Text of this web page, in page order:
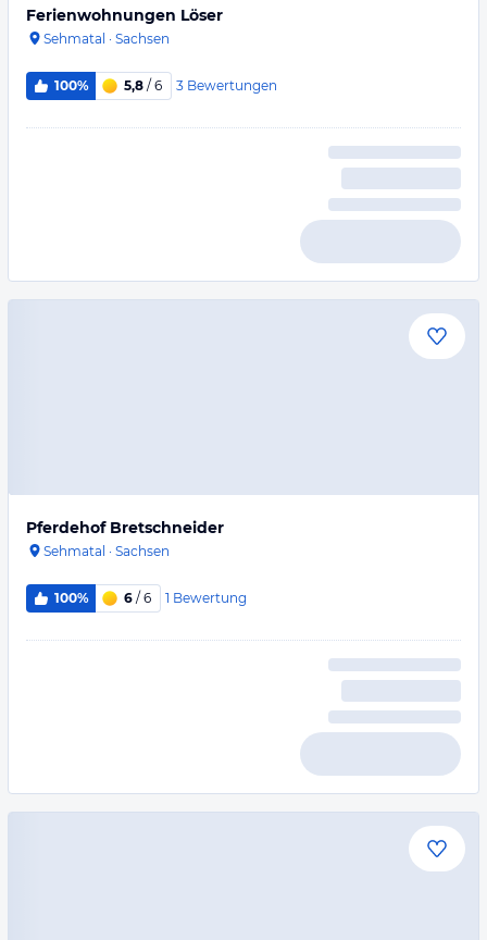
Ferienwohnungen Löser
Sehmatal · Sachsen
100% 5,8 / 6 3 Bewertungen
Pferdehof Bretschneider
Sehmatal · Sachsen
100% 6 / 6 1 Bewertung